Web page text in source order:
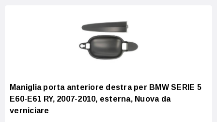
Maniglia porta anteriore destra per BMW SERIE 5
E60-E61 RY, 2007-2010, esterna, Nuova da
verniciare